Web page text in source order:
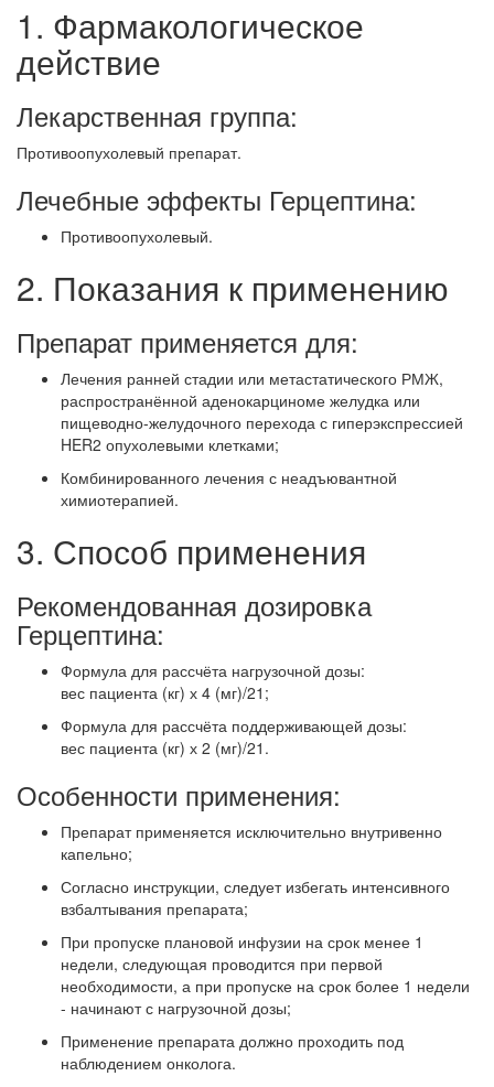
1. Фармакологическое
действие
Лекарственная группа:
Противоопухолевый препарат.
Лечебные эффекты Герцептина:
Противоопухолевый.
2. Показания к применению
Препарат применяется для:
Лечения ранней стадии или метастатического РМЖ,
распространённой аденокарциноме желудка или
пищеводно-желудочного перехода с гиперэкспрессией
HER2 опухолевыми клетками;
Комбинированного лечения с неадъювантной
химиотерапией.
3. Способ применения
Рекомендованная дозировка
Герцептина:
Формула для рассчёта нагрузочной дозы:
вес пациента (кг) х 4 (мг)/21;
Формула для рассчёта поддерживающей дозы:
вес пациента (кг) х 2 (мг)/21.
Особенности применения:
Препарат применяется исключительно внутривенно
капельно;
Согласно инструкции, следует избегать интенсивного
взбалтывания препарата;
При пропуске плановой инфузии на срок менее 1
недели, следующая проводится при первой
необходимости, а при пропуске на срок более 1 недели
- начинают с нагрузочной дозы;
Применение препарата должно проходить под
наблюдением онколога.